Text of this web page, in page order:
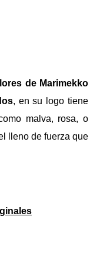
de Marimekko
, en su logo tiene
malva, rosa, o
lleno de fuerza que